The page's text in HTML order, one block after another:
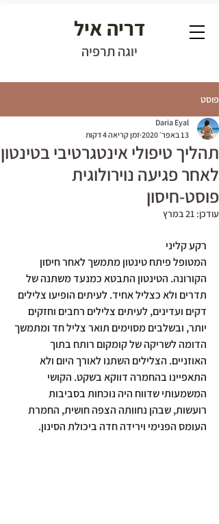
דריה איל
יוגה תרפיה
פוסט
תהליך טיפולי אינטגרטיבי בטינטון
לאחר פגיעה נוירולוגית
פוסט-חיסון
Daria Eyal
13 באפר׳ 2020
זמן קריאה 4 דקות
עודכן: 21 במרץ
רקע קליני
המטופל פיתח טינטון מתמשך לאחר חיסון
הקורונה. הטינטון התבטא כמנעד משתנה של
תדרים ולא כצליל אחיד. לעיתים הופיעו צלילים
דקים ועדינים, לעיתים צלילים רחבים וחזקים
יותר, ובשלבים מסוימים תואר צליל חד ומתמשך
הדומה לשריקה של קומקום רותח בתוך
האוזניים. הצלילים השתנו לאורך היום ולא
התאפיינו בהחמרה דווקא בשקט. הקושי
המשמעותי שדווח היה נוכחות בסביבות
רועשות, שבהן נחוותה הצפה חושית, החמרת
העומס הפנימי וירידה חדה ביכולת הסינון.